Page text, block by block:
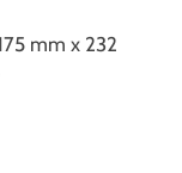
mm x 232